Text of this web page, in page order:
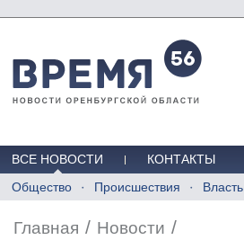
ВСЕ НОВОСТИ
КОНТАКТЫ
Общество
Происшествия Власть
Главная / Новости /